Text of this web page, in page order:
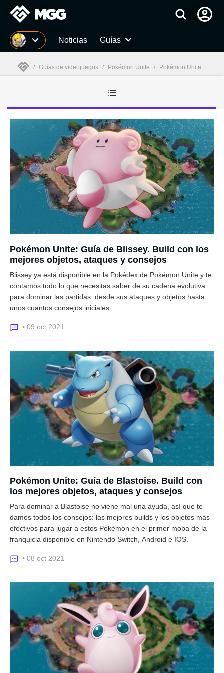
MGG Noticias Guías
/ Guías de videojuegos / Pokémon Unite / Pokémon Unite guías
Pokémon Unite: Guía de Blissey. Build con los
mejores objetos, ataques y consejos
Blissey ya está disponible en la Pokédex de Pokémon Unite y te
contamos todo lo que necesitas saber de su cadena evolutiva
para dominar las partidas: desde sus ataques y objetos hasta
unos cuantos consejos iniciales.
• 09 oct 2021
Pokémon Unite: Guía de Blastoise. Build con
los mejores objetos, ataques y consejos
Para dominar a Blastoise no viene mal una ayuda, así que te
damos todos los consejos: las mejores builds y los objetos más
efectivos para jugar a estos Pokémon en el primer moba de la
franquicia disponible en Nintendo Switch, Android e IOS.
• 08 oct 2021